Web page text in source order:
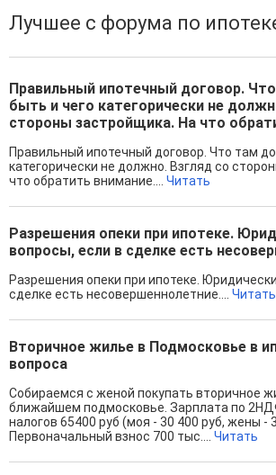
Лучшее с форума по
Правильный ипотечный договор.
быть и чего категорически не
стороны застройщика. На что
Правильный ипотечный договор. Что там
категорически не должно. Взгляд со
что обратить внимание.... Читать
Разрешения опеки при ипотеке.
вопросы, если в сделке есть
Разрешения опеки при ипотеке.
сделке есть несовершеннолетние.... Читать
Вторичное жилье в Подмосковье в
вопроса
Собираемся с женой покупать вторичное
ближайшем подмосковье. Зарплата по
налогов 65400 руб (моя - 30 400 руб, жены -
Первоначальный взнос 700 тыс.... Читать